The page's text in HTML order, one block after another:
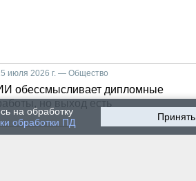
на обработку
обработки ПД Принять
июля 2026 г. — Общество
обессмысливает дипломные
но выход есть